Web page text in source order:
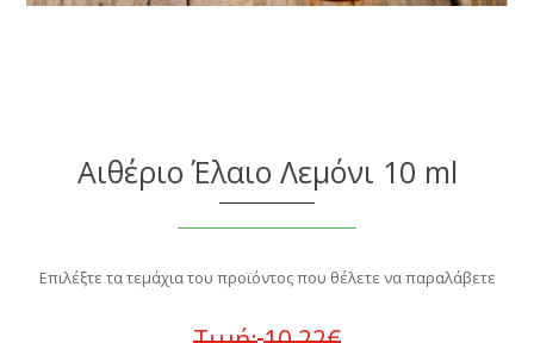
Αιθέριο Έλαιο Λεμόνι 10 ml
Επιλέξτε τα τεμάχια του προϊόντος που θέλετε να παραλάβετε